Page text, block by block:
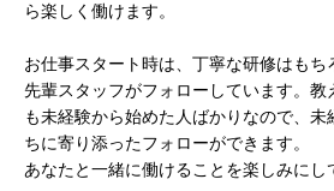
ら楽しく働けます。
お仕事スタート時は、丁寧な研修はもち
先輩スタッフがフォローしています。教
も未経験から始めた人ばかりなので、
ちに寄り添ったフォローができます。
あなたと一緒に働けることを楽しみにし